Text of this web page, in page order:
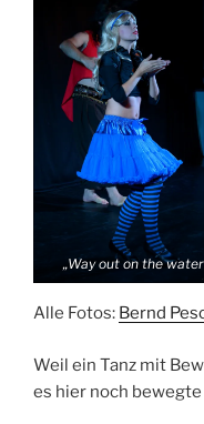
„Way out on the
Alle Fotos: Bernd
Weil ein Tanz mit
es hier noch